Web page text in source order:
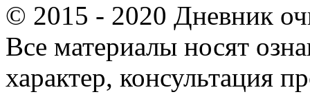
© 2015 - 2020 Дневник
Все материалы носят
характер, консультация